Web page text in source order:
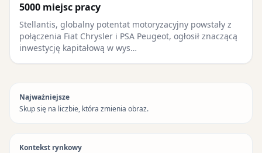
5000 miejsc pracy
Stellantis, globalny potentat motoryzacyjny powstały z
połączenia Fiat Chrysler i PSA Peugeot, ogłosił znaczącą
inwestycję kapitałową w wys…
Najważniejsze
Skup się na liczbie, która zmienia obraz.
Kontekst rynkowy